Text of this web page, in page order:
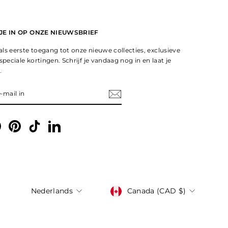
IN OP ONZE NIEUWSBRIEF
eerste toegang tot onze nieuwe collecties, exclusieve
kortingen. Schrijf je vandaag nog in en laat je
FacebookPinterestTikTokLinkedIn
Taal
Nederlands ValutaCanada (CAD $)